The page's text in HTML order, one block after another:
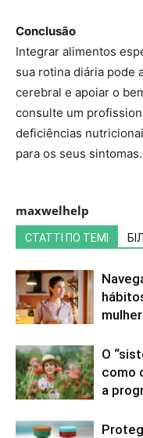
Conclusão
Integrar alimentos
sua rotina diária pode
cerebral e apoiar o
consulte um
deficiências
para os seus sintomas.
maxwelhelp
СТАТТІ ПО ТЕМІ
O
como
a